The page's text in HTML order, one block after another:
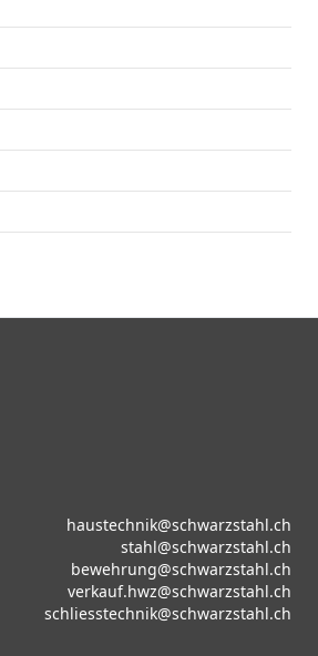
haustechnik@schwarzstahl.ch
stahl@schwarzstahl.ch
bewehrung@schwarzstahl.ch
verkauf.hwz@schwarzstahl.ch
schliesstechnik@schwarzstahl.ch